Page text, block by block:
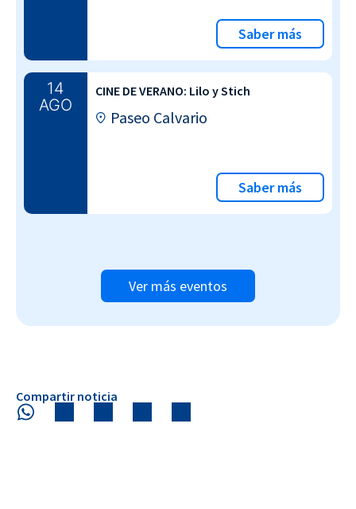
Saber más
14
AGO
CINE DE VERANO: Lilo y Stich
Paseo Calvario
Saber más
Ver más eventos
Compartir noticia